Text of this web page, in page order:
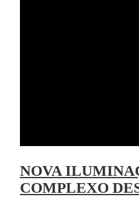
NOVA
COMPLEXO